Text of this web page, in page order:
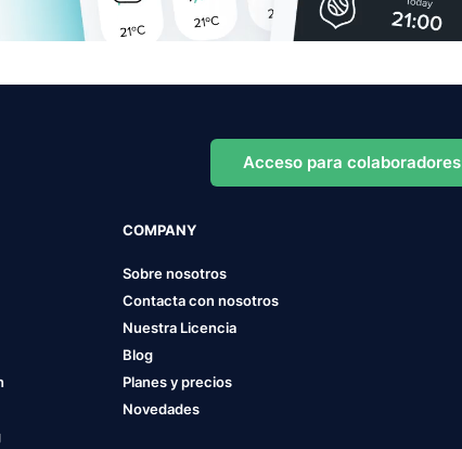
Acceso para colaboradores
COMPANY
Sobre nosotros
Contacta con nosotros
Nuestra Licencia
Blog
Planes y precios
Novedades